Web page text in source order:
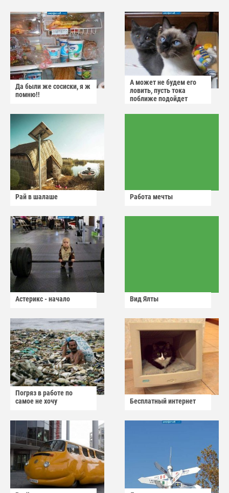
Да были же сосиски, я ж
помню!!
А может не будем его
ловить, пусть тока
поближе подойдет
Рай в шалаше Работа мечты
Астерикс - начало Вид Ялты
Погряз в работе по
самое не хочу
Бесплатный интернет